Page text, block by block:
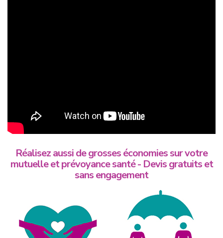
Réalisez aussi de grosses économies sur votre
mutuelle et prévoyance santé - Devis gratuits et
sans engagement